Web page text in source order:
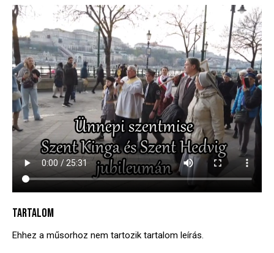
TARTALOM
Ehhez a műsorhoz nem tartozik tartalom leírás.